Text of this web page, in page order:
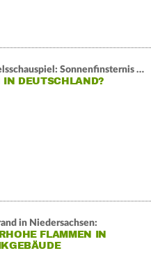
Himmelsschauspiel: Sonnenfinsternis über Spanien
IN DEUTSCHLAND?
in Niedersachsen:
FLAMMEN IN